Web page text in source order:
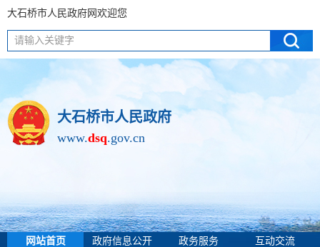
大石桥市人民政府网欢迎您
请输入关键字
大石桥市人民政府
www.dsq.gov.cn
网站首页 政府信息公开 政务服务
互动交流